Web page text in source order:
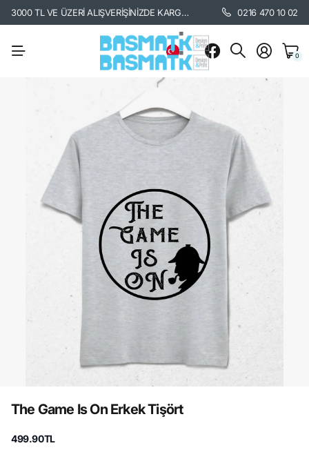
3000 TL VE ÜZERİ ALIŞVERİŞİNİZDE KARGO BEDAVA. / KARGO BİLGİSİ
0216 470 10 02
0
The Game Is On Erkek Tişört
499.90TL